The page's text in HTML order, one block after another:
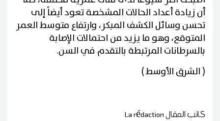
أن زيادة أعداد الحالات المشخصة تعود أيضاً إلى
تحسن وسائل الكشف المبكر، وارتفاع متوسط العمر
المتوقع، وهو ما يزيد من احتمالات الإصابة
بالسرطانات المرتبطة بالتقدم في السن.
( الشرق الأوسط )
كاتب المقالLa rédaction